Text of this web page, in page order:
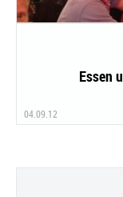
Essen
04.09.12